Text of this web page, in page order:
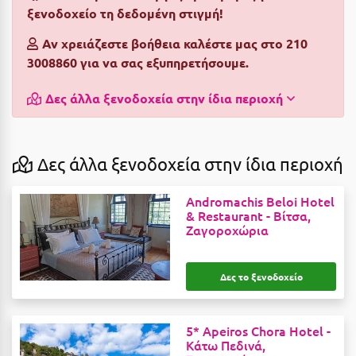
Αργολίδα
Αριδαία
Αρκίτσα
Αρχαία Ολυμπία
Αστυπάλαια
Αττική
Αχαΐα
Β
Βansko
Ξενοδοχεία 3 Αστέρων
Ξενοδοχεία 4 Αστέρων
Βίλες
Ενοικιαζόμενα Δωμάτια
Διαμερίσματα
Studios
Boutique Hotels
Ξενώνες
Camping
ξενοδοχείο τη δεδομένη στιγμή!
Αν χρειάζεστε βοήθεια καλέστε μας στο 210
3008860 για να σας εξυπηρετήσουμε.
Δες άλλα ξενοδοχεία στην ίδια περιοχή
Δες άλλα ξενοδοχεία στην ίδια περιοχή
Andromachis Beloi Hotel
& Restaurant - Βίτσα,
Ζαγοροχώρια
Δες το ξενοδοχείο
5* Apeiros Chora Hotel -
Κάτω Πεδινά,